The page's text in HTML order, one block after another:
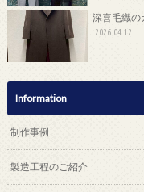
深喜毛織の
2026.04.12
Information
制作事例
製造工程のご紹介